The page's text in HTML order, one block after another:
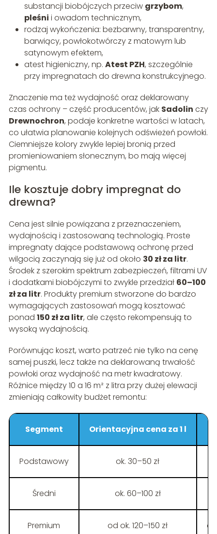
substancji biobójczych przeciw grzybom,
pleśni i owadom technicznym,
rodzaj wykończenia: bezbarwny, transparentny,
barwiący, powłokotwórczy z matowym lub
satynowym efektem,
atest higieniczny, np. Atest PZH, szczególnie
przy impregnatach do drewna konstrukcyjnego.
Znaczenie ma też wydajność oraz deklarowany
czas ochrony – część producentów, jak Sadolin czy
Drewnochron, podaje konkretne wartości w latach,
co ułatwia planowanie kolejnych odświeżeń powłoki.
Ciemniejsze kolory zwykle lepiej bronią przed
promieniowaniem słonecznym, bo mają więcej
pigmentu.
Ile kosztuje dobry impregnat do
drewna?
Cena jest silnie powiązana z przeznaczeniem,
wydajnością i zastosowaną technologią. Proste
impregnaty dające podstawową ochronę przed
wilgocią zaczynają się już od około 30 zł za litr.
Środek z szerokim spektrum zabezpieczeń, filtrami UV
i dodatkami biobójczymi to zwykle przedział 60–100
zł za litr. Produkty premium stworzone do bardzo
wymagających zastosowań mogą kosztować
ponad 150 zł za litr, ale często rekompensują to
wysoką wydajnością.
Porównując koszt, warto patrzeć nie tylko na cenę
samej puszki, lecz także na deklarowaną trwałość
powłoki oraz wydajność na metr kwadratowy.
Różnice między 10 a 16 m² z litra przy dużej elewacji
zmieniają całkowity budżet remontu:
Segment Orientacyjna cena za 1 l
Podstawowy ok. 30–50 zł
Średni ok. 60–100 zł
Premium od ok. 120–150 zł